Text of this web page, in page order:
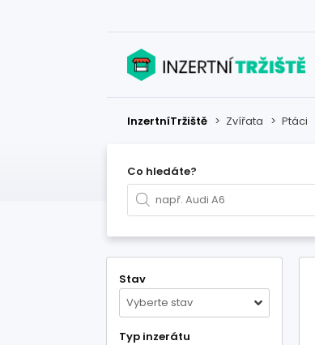
InzertníTržiště > Zvířata > Ptáci
Co hledáte?
Stav
Vyberte stav
Typ inzerátu